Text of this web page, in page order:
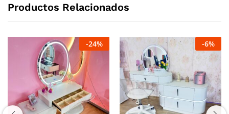
Productos Relacionados
-24% -6%